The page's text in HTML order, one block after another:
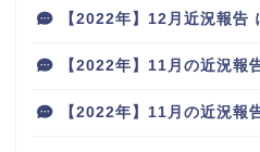
【2022年】12月近況報告
【2022年】11月の近況報
【2022年】11月の近況報